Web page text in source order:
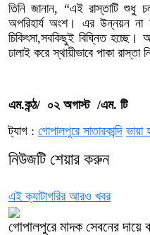
তিনি জানান, “এই রাস্তাটি শুধু
অপরিহার্য অংশ। এর উন্নয়ন না
চিকিৎসা,সবকিছুই বিঘ্নিত
ঢালাই করে স্থায়ীভাবে পাকা রাস্তা
এম.কন্ঠ/ ০২ অগাস্ট /এম. টি
ট্যাগ : গোপালপুরে সাতারকান্দি ভায়া
নিউজটি শেয়ার করুন
এই ক্যাটাগরির আরও খবর
গোপালপুরে মাদক সেবনের দায়ে